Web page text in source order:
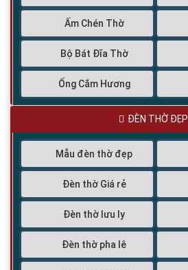
Ấm Chén Thờ
Bộ Bát Đĩa Thờ
Ống Cắm Hương
ĐÈN THỜ ĐẸP
Mẫu đèn thờ đẹp
Đèn thờ Giá rẻ
Đèn thờ lưu ly
Đèn thờ pha lê